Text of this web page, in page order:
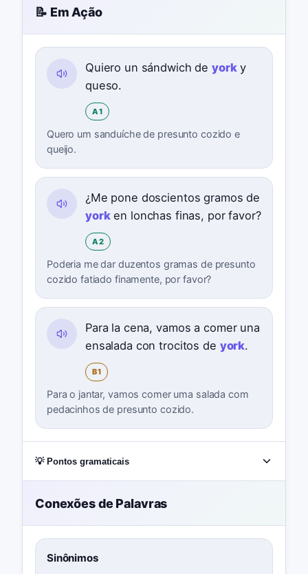
📝 Em Ação
Quiero un sándwich deyorky
queso.
A1
Quero um sanduíche de presunto cozido e
queijo.
¿Me pone doscientos gramos de
yorken lonchas finas, por favor?
A2
Poderia me dar duzentos gramas de presunto
cozido fatiado finamente, por favor?
Para la cena, vamos a comer una
ensalada con trocitos de york.
B1
Para o jantar, vamos comer uma salada com
pedacinhos de presunto cozido.
💡 Pontos gramaticais
Conexões de Palavras
Sinônimos